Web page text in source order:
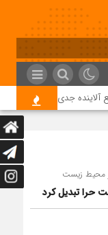
جدی نیست؟
محیط زیست